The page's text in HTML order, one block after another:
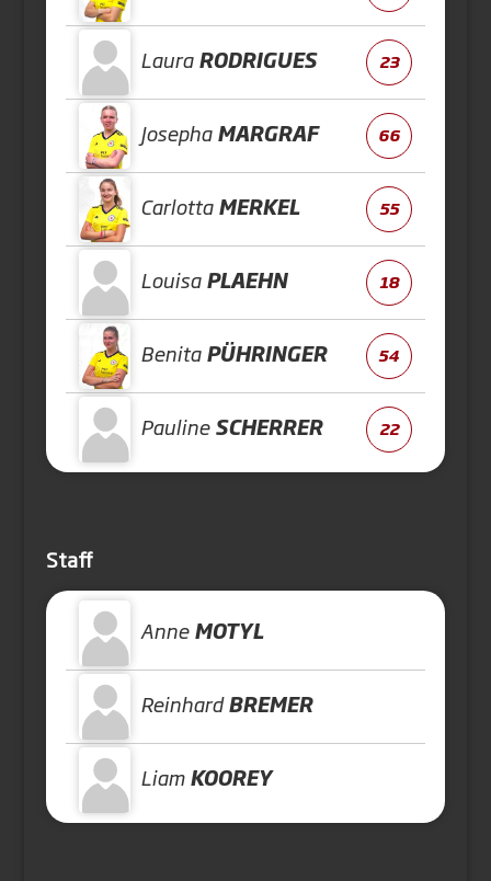
Laura RODRIGUES 23
Josepha MARGRAF 66
Carlotta MERKEL 55
Louisa PLAEHN 18
Benita PÜHRINGER 54
Pauline SCHERRER 22
Staff
Anne MOTYL
Reinhard BREMER
Liam KOOREY